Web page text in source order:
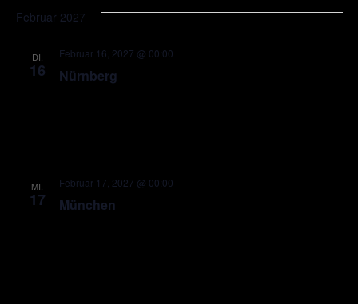
Februar 2027
DI.
16 Nürnberg
Februar 16, 2027 @ 00:00
MI.
17 München
Februar 17, 2027 @ 00:00